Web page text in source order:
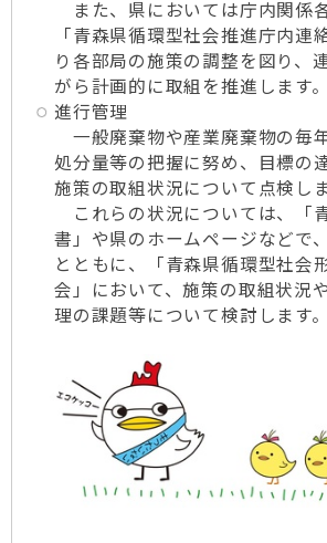
また、県においては庁内関係
「青森県循環型社会推進庁内連
り各部局の施策の調整を図り、
がら計画的に取組を推進します。
進行管理
一般廃棄物や産業廃棄物の毎
処分量等の把握に努め、目標の
施策の取組状況について点検しま
これらの状況については、「
書」や県のホームページなどで
とともに、「青森県循環型社会
会」において、施策の取組状況
理の課題等について検討します。